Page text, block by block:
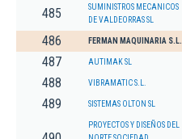
485
SUMINISTROS MECANICOS
DE VALDEORRAS SL
486 FERMAN MAQUINARIA S.L.
487 AUTIMAK SL
488 VIBRAMATIC S.L.
489 SISTEMAS OLTON SL
PROYECTOS Y DISEÑOS DEL